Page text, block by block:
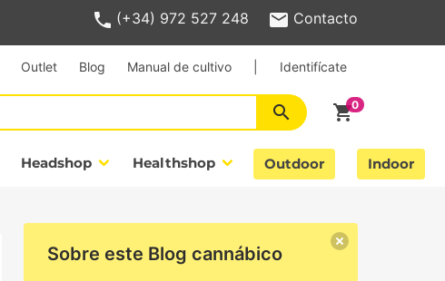
(+34) 972 527 248 Contacto
shopping_cart
search
Headshop Healthshop Outdoor Indoor
Outlet Blog Manual de cultivo Identifícate
Sobre este Blog cannábico